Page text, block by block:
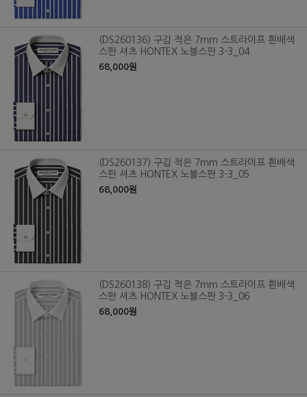
(DS260136) 구김 적은 7mm 스트라이프 흰배색
스판 셔츠 HONTEX 노블스판 3-3_04
68,000원
(DS260137) 구김 적은 7mm 스트라이프 흰배색
스판 셔츠 HONTEX 노블스판 3-3_05
68,000원
(DS260138) 구김 적은 7mm 스트라이프 흰배색
스판 셔츠 HONTEX 노블스판 3-3_06
68,000원